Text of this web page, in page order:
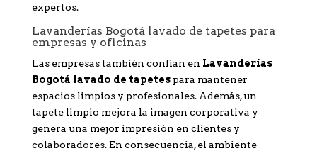
expertos.
Lavanderías Bogotá lavado de tapetes para
empresas y oficinas
Las empresas también confían en Lavanderías
Bogotá lavado de tapetespara mantener
espacios limpios y profesionales. Además, un
tapete limpio mejora la imagen corporativa y
genera una mejor impresión en clientes y
colaboradores. En consecuencia, el ambiente